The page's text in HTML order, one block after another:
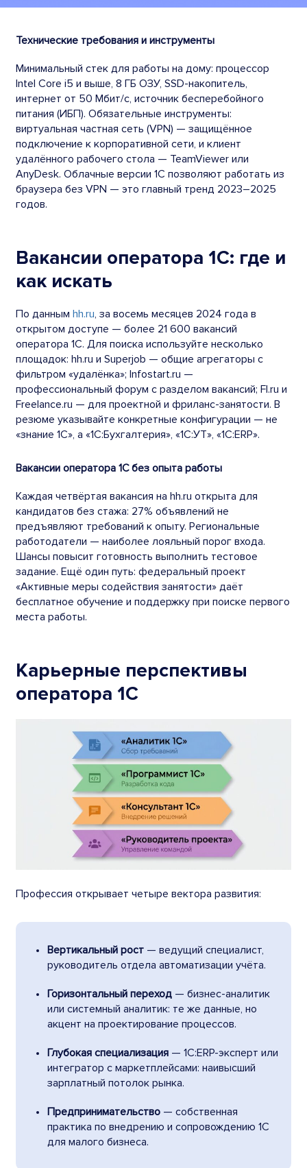
Технические требования и инструменты
Минимальный стек для работы на дому: процессор
Intel Core i5 и выше, 8 ГБ ОЗУ, SSD-накопитель,
интернет от 50 Мбит/с, источник бесперебойного
питания (ИБП). Обязательные инструменты:
виртуальная частная сеть (VPN) — защищённое
подключение к корпоративной сети, и клиент
удалённого рабочего стола — TeamViewer или
AnyDesk. Облачные версии 1С позволяют работать из
браузера без VPN — это главный тренд 2023–2025
годов.
Вакансии оператора 1С: где и
как искать
По данным hh.ru, за восемь месяцев 2024 года в
открытом доступе — более 21 600 вакансий
оператора 1С. Для поиска используйте несколько
площадок: hh.ru и Superjob — общие агрегаторы с
фильтром «удалёнка»; Infostart.ru —
профессиональный форум с разделом вакансий; Fl.ru и
Freelance.ru — для проектной и фриланс-занятости. В
резюме указывайте конкретные конфигурации — не
«знание 1С», а «1С:Бухгалтерия», «1С:УТ», «1С:ERP».
Вакансии оператора 1С без опыта работы
Каждая четвёртая вакансия на hh.ru открыта для
кандидатов без стажа: 27% объявлений не
предъявляют требований к опыту. Региональные
работодатели — наиболее лояльный порог входа.
Шансы повысит готовность выполнить тестовое
задание. Ещё один путь: федеральный проект
«Активные меры содействия занятости» даёт
бесплатное обучение и поддержку при поиске первого
места работы.
Карьерные перспективы
оператора 1С
Профессия открывает четыре вектора развития:
Вертикальный рост — ведущий специалист,
руководитель отдела автоматизации учёта.
Горизонтальный переход — бизнес-аналитик
или системный аналитик: те же данные, но
акцент на проектирование процессов.
Глубокая специализация — 1С:ERP-эксперт или
интегратор с маркетплейсами: наивысший
зарплатный потолок рынка.
Предпринимательство — собственная
практика по внедрению и сопровождению 1С
для малого бизнеса.